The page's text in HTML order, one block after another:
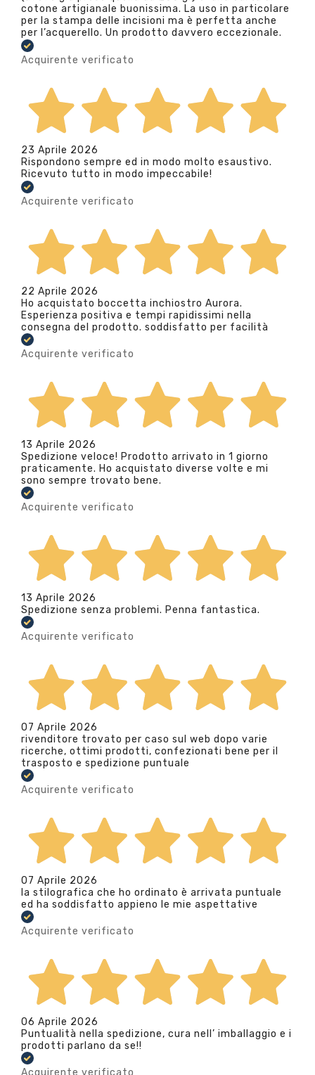
cotone artigianale buonissima. La uso in particolare
per la stampa delle incisioni ma è perfetta anche
per l’acquerello. Un prodotto davvero eccezionale.
Acquirente verificato
23 Aprile 2026
Rispondono sempre ed in modo molto esaustivo.
Ricevuto tutto in modo impeccabile!
Acquirente verificato
22 Aprile 2026
Ho acquistato boccetta inchiostro Aurora.
Esperienza positiva e tempi rapidissimi nella
consegna del prodotto. soddisfatto per facilità
Acquirente verificato
13 Aprile 2026
Spedizione veloce! Prodotto arrivato in 1 giorno
praticamente. Ho acquistato diverse volte e mi
sono sempre trovato bene.
Acquirente verificato
13 Aprile 2026
Spedizione senza problemi. Penna fantastica.
Acquirente verificato
07 Aprile 2026
rivenditore trovato per caso sul web dopo varie
ricerche, ottimi prodotti, confezionati bene per il
trasposto e spedizione puntuale
Acquirente verificato
07 Aprile 2026
la stilografica che ho ordinato è arrivata puntuale
ed ha soddisfatto appieno le mie aspettative
Acquirente verificato
06 Aprile 2026
Puntualità nella spedizione, cura nell’ imballaggio e i
prodotti parlano da se!!